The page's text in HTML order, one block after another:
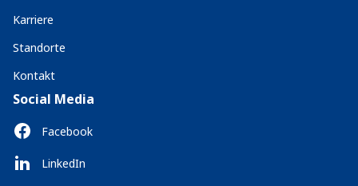
Karriere
Standorte
Kontakt
Social Media
Facebook
LinkedIn